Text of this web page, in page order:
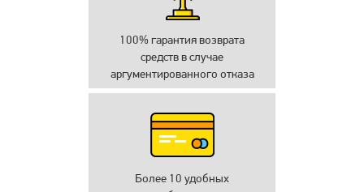
100% гарантия возврата
средств в случае
аргументированного отказа
Более 10 удобных